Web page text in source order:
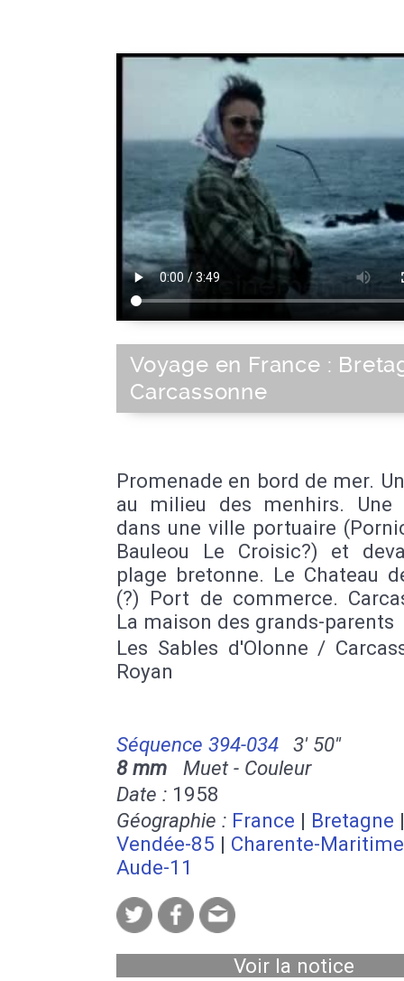
Voyage en France :
Carcassonne
Promenade en bord de mer.
au milieu des menhirs. Une
dans une ville portuaire
Bauleou Le Croisic?) et
plage bretonne. Le Chateau
(?) Port de commerce.
La maison des grands-parents
Les Sables d'Olonne /
Royan
Séquence 394-034
3' 50''
8 mm Muet - Couleur
Date : 1958
Géographie : France | Bretagne |
Vendée-85 | Charente-
Aude-11
Voir la notice